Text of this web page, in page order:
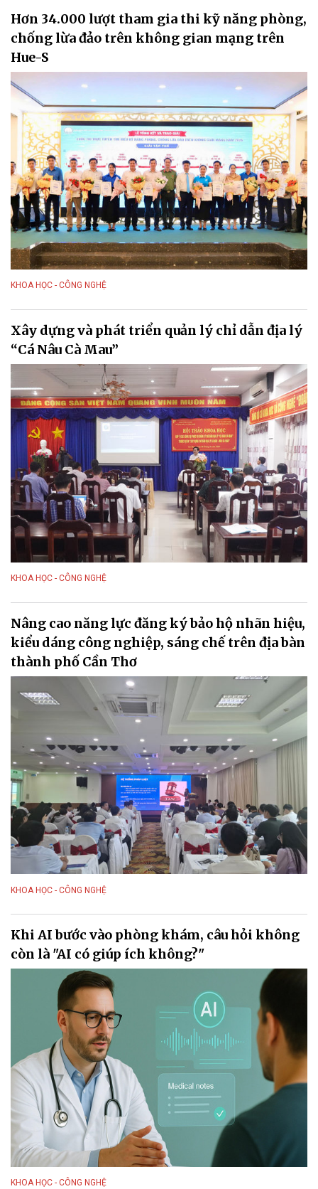
Hơn 34.000 lượt tham gia thi kỹ năng phòng,
chống lừa đảo trên không gian mạng trên
Hue-S
KHOA HỌC - CÔNG NGHỆ
Xây dựng và phát triển quản lý chỉ dẫn địa lý
“Cá Nâu Cà Mau”
KHOA HỌC - CÔNG NGHỆ
Nâng cao năng lực đăng ký bảo hộ nhãn hiệu,
kiểu dáng công nghiệp, sáng chế trên địa bàn
thành phố Cần Thơ
KHOA HỌC - CÔNG NGHỆ
Khi AI bước vào phòng khám, câu hỏi không
còn là "AI có giúp ích không?"
KHOA HỌC - CÔNG NGHỆ